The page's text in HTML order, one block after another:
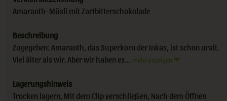
Amaranth-Müsli mit Zartbitterschokolade
Beschreibung
Zugegeben: Amaranth, das Superkorn der Inkas, ist schon uralt.
Viel älter als wir. Aber wir haben es...
mehr anzeigen
Lagerungshinweis
Trocken lagern, Mit dem Clip verschließen, Nach dem Öffnen